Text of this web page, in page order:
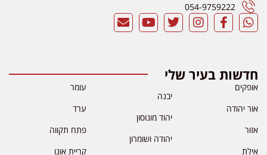
054-9759222
חדשות בעיר שלי
אופקים
אור יהודה
אזור
אילת
יבנה
יהוד מונוסון
יהודה ושומרון
עומר
ערד
פתח תקווה
קריית אונו